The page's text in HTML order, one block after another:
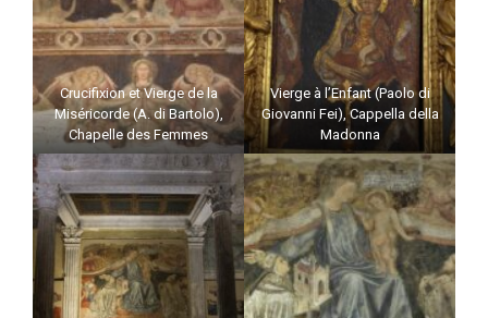
Crucifixion et Vierge de la
Miséricorde (A. di Bartolo),
Chapelle des Femmes
Vierge à l’Enfant (Paolo di
Giovanni Fei), Cappella della
Madonna